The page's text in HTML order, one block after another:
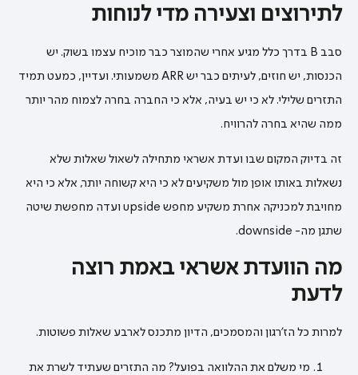
לתירוצים וצעירה מדי לנוחות
סבב B בדרך כלל מגיע אחרי שהמוצר כבר מוכיח עצמו בשוק. יש
הכנסות, יש חוזים, לעיתים כבר יש ARR משמעותי. ועדיין, כמעט תמיד
התזרים שלילי. לא כי יש בעיה, אלא כי החברה בחרה לצמוח מהר יותר
ממה שהיא בחרה להרוויח.
זה בדיוק המקום שבו ועדת אשראי מתחילה לשאול שאלות שלא
נשאלות באותו אופן מול משקיעים לא כי היא קשוחה יותר, אלא כי היא
מחויבת למכניקה אחרת משקיע מחפש upside ועדה מחפשת שיטה
שתגן מה- downside.
מה הוועדת אשראי באמת רוצה
לדעת
למרות כל הז’רגון והמסמכים, הדיון מתכנס לארבע שאלות פשוטות.
מי משלם את ההלוואה בפועל? מה התזרים שעתיד לשרת את